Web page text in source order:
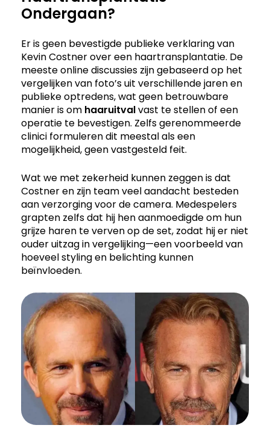
Ondergaan?
Er is geen bevestigde publieke verklaring van
Kevin Costner over een haartransplantatie. De
meeste online discussies zijn gebaseerd op het
vergelijken van foto’s uit verschillende jaren en
publieke optredens, wat geen betrouwbare
manier is om haaruitvalvast te stellen of een
operatie te bevestigen. Zelfs gerenommeerde
clinici formuleren dit meestal als een
mogelijkheid, geen vastgesteld feit.
Wat we met zekerheid kunnen zeggen is dat
Costner en zijn team veel aandacht besteden
aan verzorging voor de camera. Medespelers
grapten zelfs dat hij hen aanmoedigde om hun
grijze haren te verven op de set, zodat hij er niet
ouder uitzag in vergelijking—een voorbeeld van
hoeveel styling en belichting kunnen
beïnvloeden.